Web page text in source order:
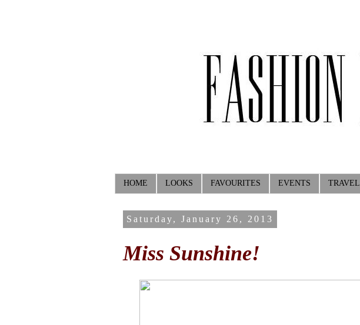
HOME LOOKS FAVOURITES EVENTS TRAVEL
Saturday, January 26, 2013
Miss Sunshine!